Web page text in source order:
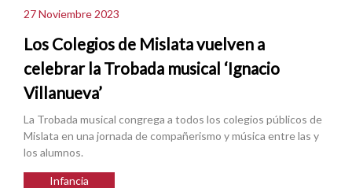
27 Noviembre 2023
Los Colegios de Mislata vuelven a
celebrar la Trobada musical ‘Ignacio
Villanueva’
La Trobada musical congrega a todos los colegios públicos de
Mislata en una jornada de compañerismo y música entre las y
los alumnos.
Infancia